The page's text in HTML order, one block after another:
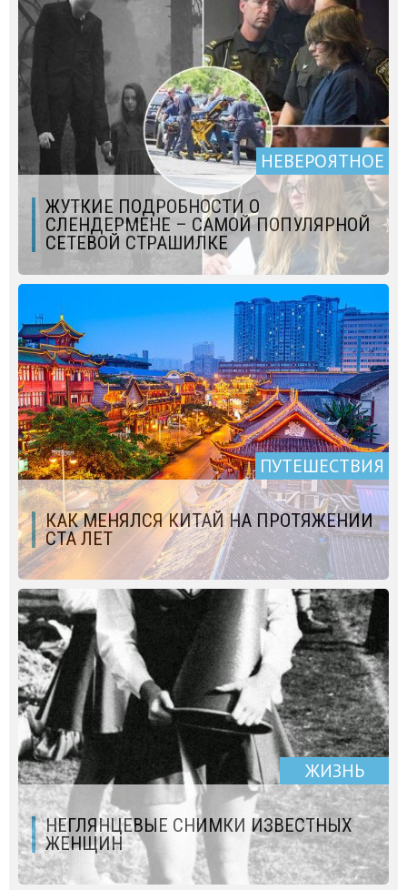
НЕВЕРОЯТНОЕ
ЖУТКИЕ ПОДРОБНОСТИ О
СЛЕНДЕРМЕНЕ – САМОЙ ПОПУЛЯРНОЙ
СЕТЕВОЙ СТРАШИЛКЕ
ПУТЕШЕСТВИЯ
КАК МЕНЯЛСЯ КИТАЙ НА ПРОТЯЖЕНИИ
СТА ЛЕТ
ЖИЗНЬ
НЕГЛЯНЦЕВЫЕ СНИМКИ ИЗВЕСТНЫХ
ЖЕНЩИН